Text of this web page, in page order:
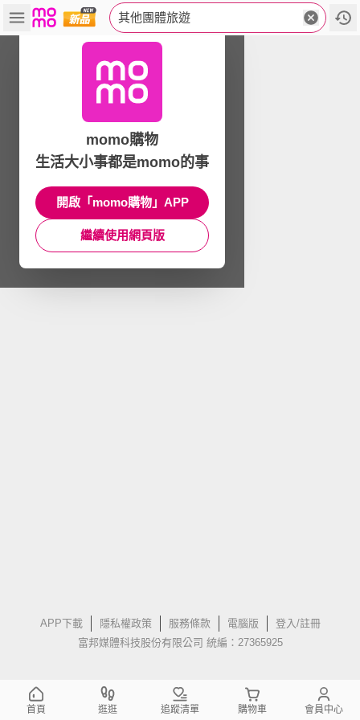
其他團體旅遊
APP下載 隱私權政策 服務條款 電腦版
登入/註冊
富邦媒體科技股份有限公司 統編：27365925
momo購物
生活大小事都是momo的事
開啟「momo購物」APP
繼續使用網頁版
首頁 逛逛 追蹤清單 購物車 會員中心